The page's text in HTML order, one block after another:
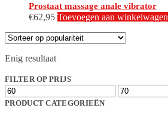
Prostaat massage anale vibrator
€62,95 Toevoegen aan winkelwagen
Enig resultaat
FILTER OP PRIJS
Min.
prijs
Max.
prijs
PRODUCT CATEGORIEËN